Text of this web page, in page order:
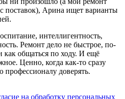
поставок), Арина ищет варианты
интеллигентность,
Ремонт дело не быстрое, по-
как общаться по ходу. И ещё
Ценно, когда как-то сразу
профессионалу доверять.
на обработку персональных